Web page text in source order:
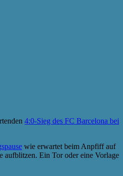
4:0-Sieg des FC Barcelona bei
wie erwartet beim Anpfiff auf
aufblitzen. Ein Tor oder eine Vorlage